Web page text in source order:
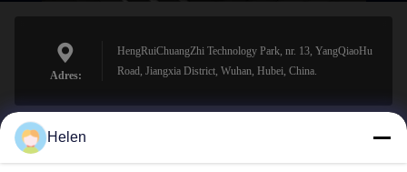
Adres:
HengRuiChuangZhi Technology Park, nr. 13, YangQiaoHu
Road, Jiangxia District, Wuhan, Hubei, China.
sales@perfectlaser.net
Helen